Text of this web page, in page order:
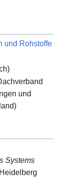
und Rohstoffe
und
Systems